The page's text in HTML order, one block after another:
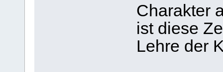
Charakter
ist diese
Lehre der